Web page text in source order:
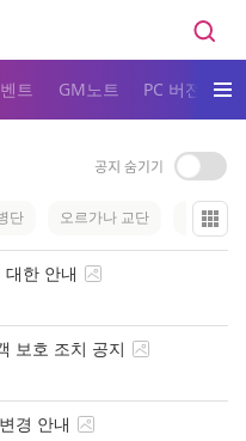
트 GM노트 PC 버전 다운
단 오르가나 교단 오르비
한 안내
보호 조치 공지
경 안내